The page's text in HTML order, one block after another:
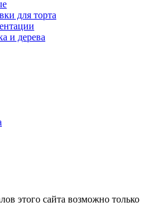
для торта
и дерева
этого сайта возможно только